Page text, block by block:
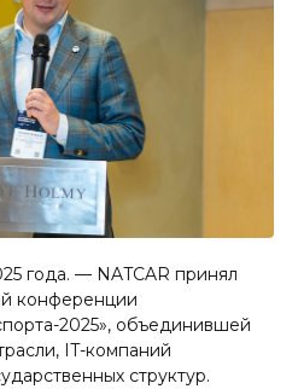
года. — NATCAR принял
конференции
2025», объединившей
IT-компаний
структур.